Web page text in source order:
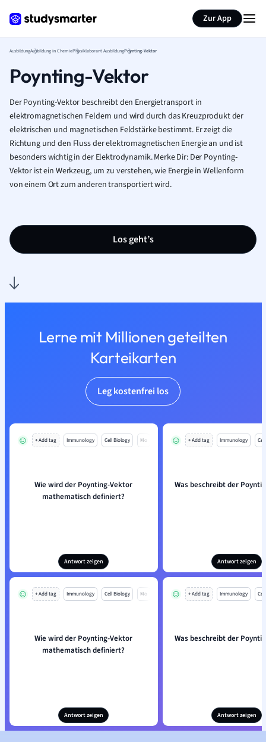
Zur App
AusbildungAusbildung in ChemiePhysiklaborant AusbildungPoynting-Vektor
Poynting-Vektor
Der Poynting-Vektor beschreibt den Energietransport in
elektromagnetischen Feldern und wird durch das Kreuzprodukt der
elektrischen und magnetischen Feldstärke bestimmt. Er zeigt die
Richtung und den Fluss der elektromagnetischen Energie an und ist
besonders wichtig in der Elektrodynamik. Merke Dir: Der Poynting-
Vektor ist ein Werkzeug, um zu verstehen, wie Energie in Wellenform
von einem Ort zum anderen transportiert wird.
Los geht’s
Lerne mit Millionen geteilten
Karteikarten
Leg kostenfrei los
+ Add tag Immunology Cell Biology Mo
Wie wird der Poynting-Vektor
mathematisch definiert?
Antwort zeigen
+ Add tag Immunology
Was beschreibt der
Antwort zeigen
+ Add tag Immunology Cell Biology Mo
Wie wird der Poynting-Vektor
mathematisch definiert?
Antwort zeigen
+ Add tag Immunology
Was beschreibt der
Antwort zeigen